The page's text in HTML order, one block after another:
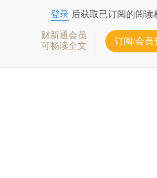
登录后获取已订阅的阅读
财新通会员
可畅读全文
订阅/会员